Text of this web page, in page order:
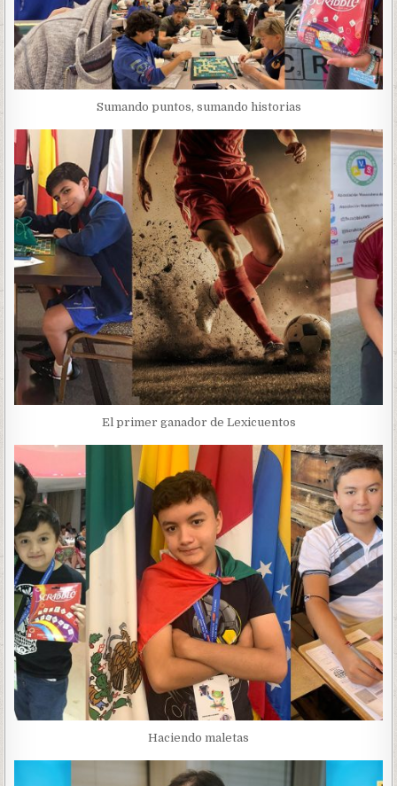
Sumando puntos, sumando historias
El primer ganador de Lexicuentos
Haciendo maletas